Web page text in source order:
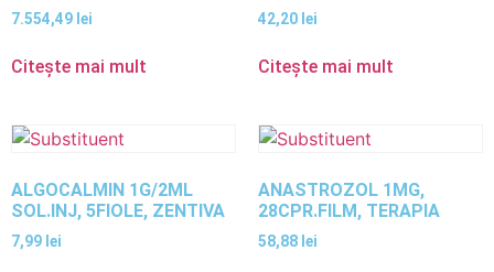
7.554,49 lei
Citește mai mult
42,20 lei
Citește mai mult
ALGOCALMIN 1G/2ML
SOL.INJ, 5FIOLE, ZENTIVA
7,99 lei
ANASTROZOL 1MG,
28CPR.FILM, TERAPIA
58,88 lei